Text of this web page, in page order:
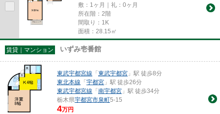
敷：1ヶ月｜礼：0ヶ月
所在階：2階
間取り：1K
面積：28.15㎡
賃貸｜マンション いずみ壱番館
東武宇都宮線 「東武宇都宮 」駅 徒歩8分
東北本線 「宇都宮 」駅 徒歩26分
東武宇都宮線 「南宇都宮 」駅 徒歩34分
栃木県宇都宮市泉町5-15
4万円